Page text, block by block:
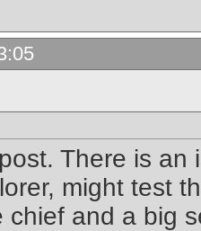
There is
might test
chief and a big